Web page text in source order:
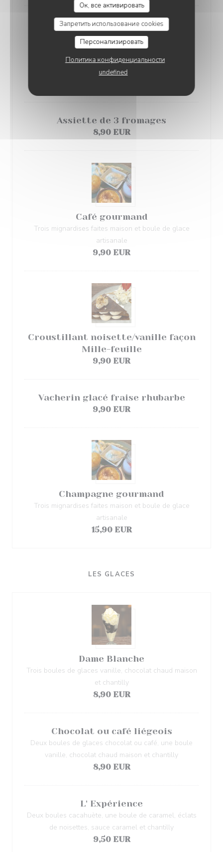
Ок, все активировать
Запретить использование cookies
Персонализировать
Политика конфиденциальности
undefined
Crème brulée vanille
Assiette de 3 fromages
8,90 EUR
Café gourmand
Trois mignardises faites maison et boule de glace
artisanale
9,90 EUR
Croustillant noisette/vanille façon
Mille-feuille
9,90 EUR
Vacherin glacé fraise rhubarbe
9,90 EUR
Champagne gourmand
Trois mignardises faites maison et boule de glace
artisanale
15,90 EUR
LES GLACES
Dame Blanche
Trois boules de glaces vanille, chocolat chaud maison
et chantilly
8,90 EUR
Chocolat ou café liégeois
Deux boules de glaces chocolat ou café, une boule
vanille, chocolat chaud maison et chantilly
8,90 EUR
L' Expérience
Deux boules cacahuète, une boule de caramel, éclats
de noisettes, sauce caramel et chantilly
9,50 EUR